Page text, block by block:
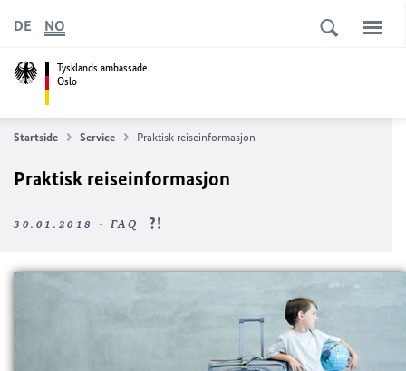
Tysklands ambassade
Oslo
DE NO
Startside Service Praktisk reiseinformasjon
Praktisk reiseinformasjon
30.01.2018 - FAQ